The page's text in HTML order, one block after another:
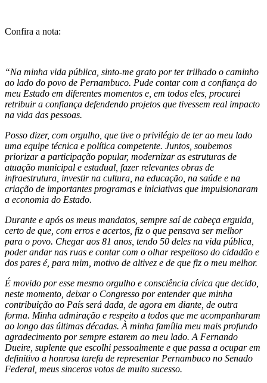
Confira a nota:
“Na minha vida pública, sinto-me grato por ter trilhado o caminho
ao lado do povo de Pernambuco. Pude contar com a confiança do
meu Estado em diferentes momentos e, em todos eles, procurei
retribuir a confiança defendendo projetos que tivessem real impacto
na vida das pessoas.
Posso dizer, com orgulho, que tive o privilégio de ter ao meu lado
uma equipe técnica e política competente. Juntos, soubemos
priorizar a participação popular, modernizar as estruturas de
atuação municipal e estadual, fazer relevantes obras de
infraestrutura, investir na cultura, na educação, na saúde e na
criação de importantes programas e iniciativas que impulsionaram
a economia do Estado.
Durante e após os meus mandatos, sempre saí de cabeça erguida,
certo de que, com erros e acertos, fiz o que pensava ser melhor
para o povo. Chegar aos 81 anos, tendo 50 deles na vida pública,
poder andar nas ruas e contar com o olhar respeitoso do cidadão e
dos pares é, para mim, motivo de altivez e de que fiz o meu melhor.
É movido por esse mesmo orgulho e consciência cívica que decido,
neste momento, deixar o Congresso por entender que minha
contribuição ao País será dada, de agora em diante, de outra
forma. Minha admiração e respeito a todos que me acompanharam
ao longo das últimas décadas. À minha família meu mais profundo
agradecimento por sempre estarem ao meu lado. A Fernando
Dueire, suplente que escolhi pessoalmente e que passa a ocupar em
definitivo a honrosa tarefa de representar Pernambuco no Senado
Federal, meus sinceros votos de muito sucesso.